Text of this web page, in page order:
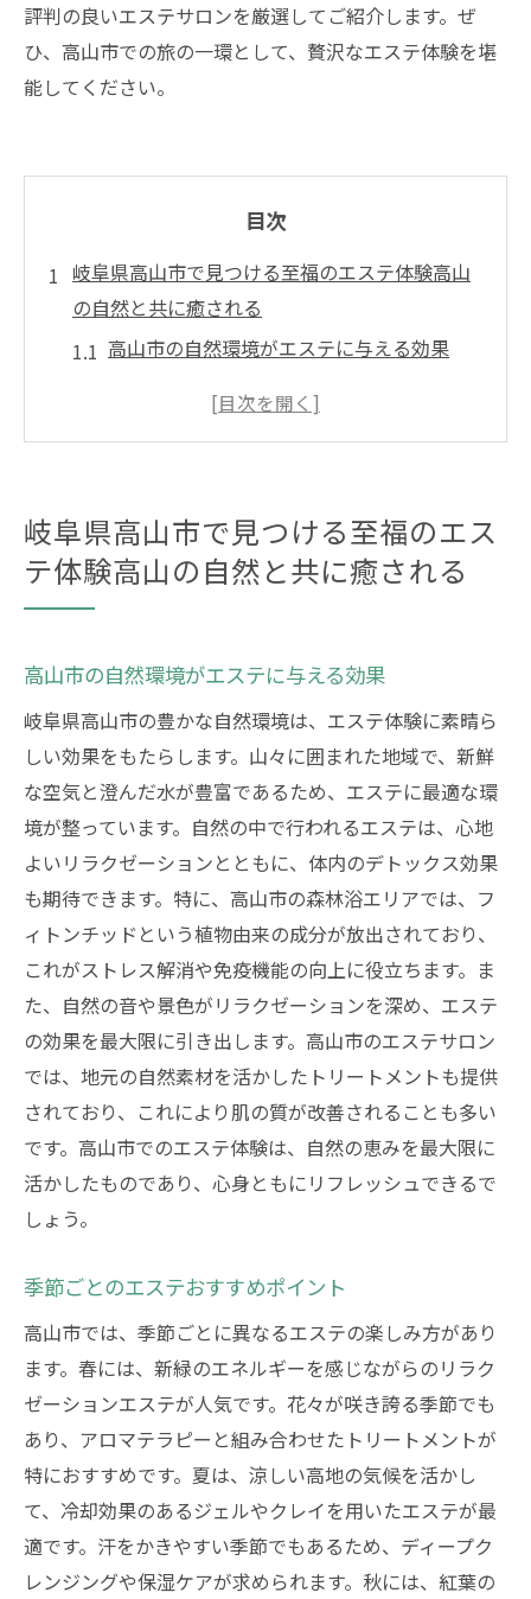
評判の良いエステサロンを厳選してご紹介します。ぜ
ひ、高山市での旅の一環として、贅沢なエステ体験を堪
能してください。
目次
岐阜県高山市で見つける至福のエステ体験高山
の自然と共に癒される
高山市の自然環境がエステに与える効果
季節ごとのエステおすすめポイント
特別な日に訪れたい高山のエステサロン
地元の素材を活かしたエステメニュー
クゼーション体験
静かな環境で心身ともにリラックス
一人ひとりに合わせたパーソナルエステ
高山の自然を感じるインテリアデザイン
リピーター続出の人気エステサロン
口コミで評判の隠れ家エステ
エステの力で高山市の旅を特別なものに美と癒
しの共演
観光とエステのベストな組み合わせ
旅の疲れを癒すリラクゼーションエステ
特別な日のスペシャルエステ体験
美肌を手に入れるフェイシャルエステ
アロマテラピーで至福のひととき
ための秘訣
エステサロン選びのポイント
エステの前後に気をつけたいこと
美と健康を保つためのエステ習慣
エステで得られる美容効果
季節ごとのエステメニューの選び方
エステと食事の関係
高山の文化とエステが融合する癒しの時間を過
岐阜県高山市で見つける至福のエス
テ体験高山の自然と共に癒される
高山市の自然環境がエステに与える効果
岐阜県高山市の豊かな自然環境は、エステ体験に素晴ら
しい効果をもたらします。山々に囲まれた地域で、新鮮
な空気と澄んだ水が豊富であるため、エステに最適な環
境が整っています。自然の中で行われるエステは、心地
よいリラクゼーションとともに、体内のデトックス効果
も期待できます。特に、高山市の森林浴エリアでは、フ
ィトンチッドという植物由来の成分が放出されており、
これがストレス解消や免疫機能の向上に役立ちます。ま
た、自然の音や景色がリラクゼーションを深め、エステ
の効果を最大限に引き出します。高山市のエステサロン
では、地元の自然素材を活かしたトリートメントも提供
されており、これにより肌の質が改善されることも多い
です。高山市でのエステ体験は、自然の恵みを最大限に
活かしたものであり、心身ともにリフレッシュできるで
しょう。
季節ごとのエステおすすめポイント
高山市では、季節ごとに異なるエステの楽しみ方があり
ます。春には、新緑のエネルギーを感じながらのリラク
ゼーションエステが人気です。花々が咲き誇る季節でも
あり、アロマテラピーと組み合わせたトリートメントが
特におすすめです。夏は、涼しい高地の気候を活かし
て、冷却効果のあるジェルやクレイを用いたエステが最
適です。汗をかきやすい季節でもあるため、ディープク
レンジングや保湿ケアが求められます。秋には、紅葉の